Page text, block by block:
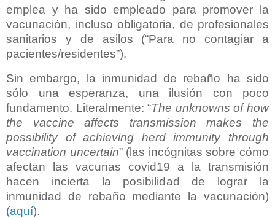
emplea y ha sido empleado para promover la
vacunación, incluso obligatoria, de profesionales
sanitarios y de asilos (“Para no contagiar a
pacientes/residentes”).
Sin embargo, la inmunidad de rebaño ha sido
sólo una esperanza, una ilusión con poco
fundamento. Literalmente: “The unknowns of how
the vaccine affects transmission makes the
possibility of achieving herd immunity through
vaccination uncertain” (las incógnitas sobre cómo
afectan las vacunas covid19 a la transmisión
hacen incierta la posibilidad de lograr la
inmunidad de rebaño mediante la vacunación)
(aquí).